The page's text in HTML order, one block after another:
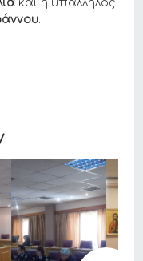
και η υπάλληλος
.